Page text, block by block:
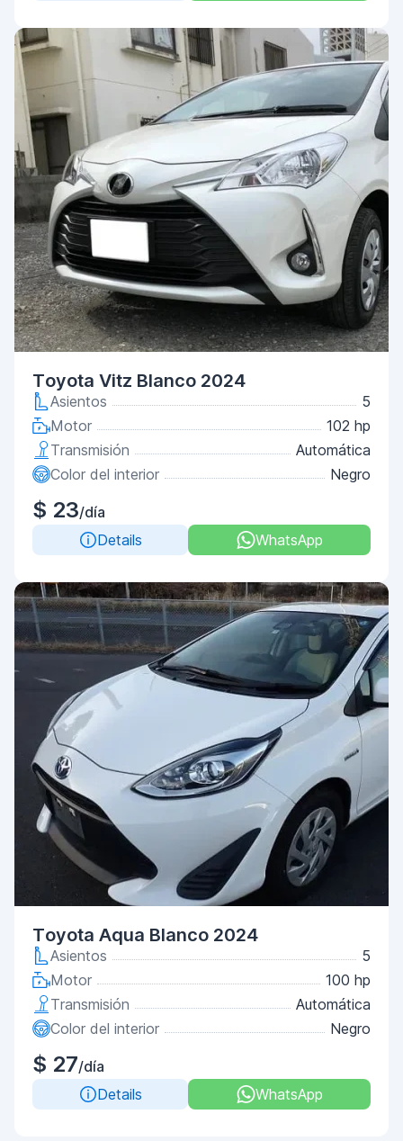
Toyota Vitz Blanco 2024
Asientos
5
Motor
102 hp
Transmisión
Automática
Color del interior
Negro
$ 23/día
Details
WhatsApp
Toyota Aqua Blanco 2024
Asientos
5
Motor
100 hp
Transmisión
Automática
Color del interior
Negro
$ 27/día
Details
WhatsApp